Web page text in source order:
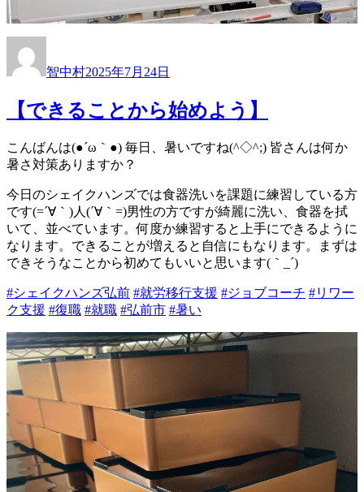
者
智中村日:
2025年7月24日
【できることから始めよう】
こんばんは(●´ω｀●) 毎日、暑いですね(^◇^;) 皆さんは何か
暑さ対策ありますか？
今日のシェイクハンズでは食器洗いを課題に練習している方
です(=´∀｀)人(´∀｀=)男性の方ですが綺麗に洗い、食器を拭
いて、並べています。何度か練習すると上手にできるように
なります。できることが増えると自信にもなります。まずは
できそうなことから初めてもいいと思います(｀_´)ゞ
#シェイクハンズ弘前 #就労移行支援 #ジョブコーチ #リワー
ク支援 #復職 #就職 #弘前市 #暑い